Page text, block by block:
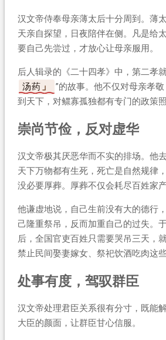
汉文帝侍奉母亲薄太后十分周到。薄
天亲自探望，日夜陪伴在侧。凡是给
要自己先尝过，才放心让母亲服用。
后人辑录的《二十四孝》中，第二孝
汤药
”的故事。他不仅对母亲孝
到天下，对鳏寡孤独都有专门的政策照
崇尚节俭，反对虚华
汉文帝极其厌恶华而不实的排场。他
天下万物都有生死，死亡是自然规律
没必要厚葬。厚葬不仅会耗尽百姓家
他谦虚地说，自己生前没有大的德行
己隆重祭吊，反而加重自己的过失。
后，全国官吏百姓只需要哭吊三天，
禁止民间娶妻嫁女、祭祀饮酒吃肉这些
处事有度，驾驭群臣
汉文帝处理君臣关系很有分寸，既能
大臣的颜面，让群臣甘心信服。